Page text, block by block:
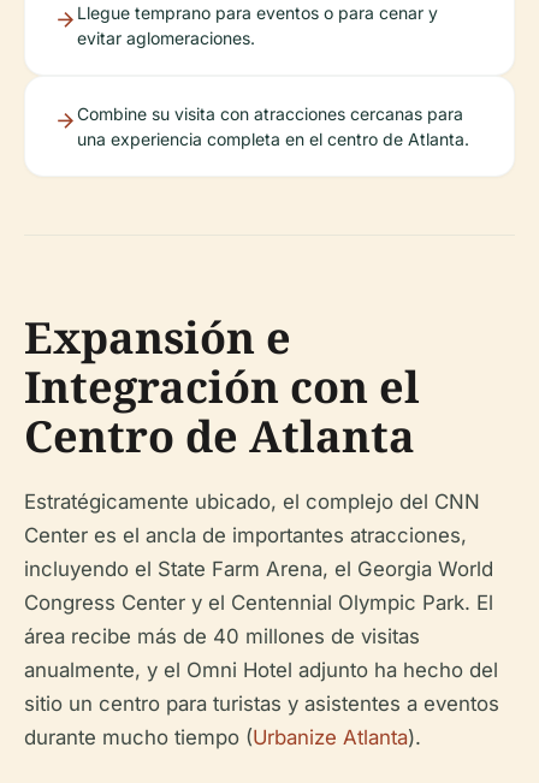
Llegue temprano para eventos o para cenar y
evitar aglomeraciones.
Combine su visita con atracciones cercanas para
una experiencia completa en el centro de Atlanta.
Expansión e
Integración con el
Centro de Atlanta
Estratégicamente ubicado, el complejo del CNN
Center es el ancla de importantes atracciones,
incluyendo el State Farm Arena, el Georgia World
Congress Center y el Centennial Olympic Park. El
área recibe más de 40 millones de visitas
anualmente, y el Omni Hotel adjunto ha hecho del
sitio un centro para turistas y asistentes a eventos
durante mucho tiempo (Urbanize Atlanta).